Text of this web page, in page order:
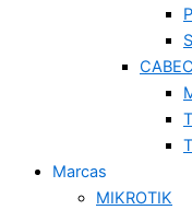
Marcas
MIKROTIK